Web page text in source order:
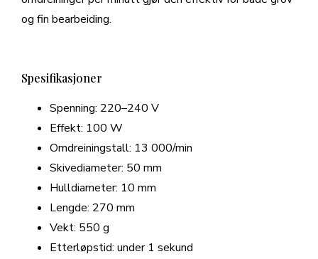
og fin bearbeiding.
Spesifikasjoner
Spenning: 220–240 V
Effekt: 100 W
Omdreiningstall: 13 000/min
Skivediameter: 50 mm
Hulldiameter: 10 mm
Lengde: 270 mm
Vekt: 550 g
Etterløpstid: under 1 sekund